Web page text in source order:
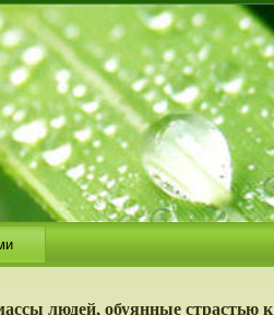
людей, обуянные страстью